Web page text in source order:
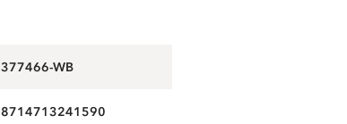
377466-WB
8714713241590